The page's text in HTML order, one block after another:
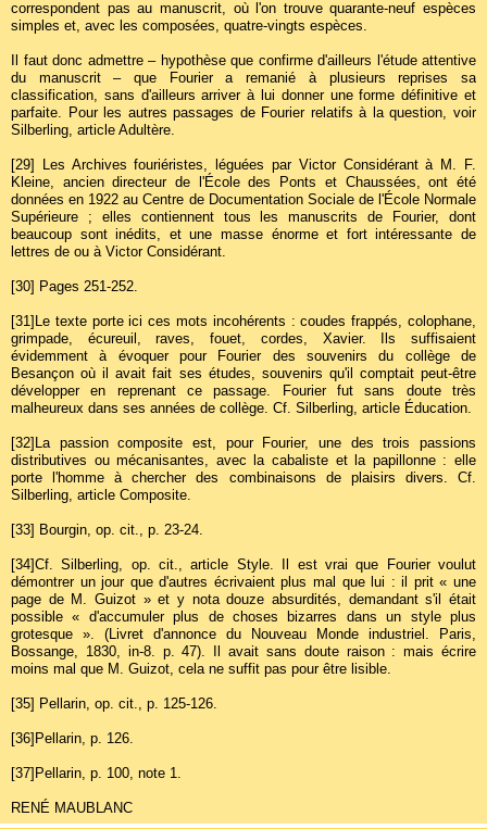
correspondent pas au manuscrit, où l'on trouve quarante-neuf espèces
simples et, avec les composées, quatre-vingts espèces.
Il faut donc admettre – hypothèse que confirme d'ailleurs l'étude attentive
du manuscrit – que Fourier a remanié à plusieurs reprises sa
classification, sans d'ailleurs arriver à lui donner une forme définitive et
parfaite. Pour les autres passages de Fourier relatifs à la question, voir
Silberling, article Adultère.
[29]
Les Archives fouriéristes, léguées par Victor Considérant à M. F.
Kleine, ancien directeur de l'École des Ponts et Chaussées, ont été
données en 1922 au Centre de Documentation Sociale de l'École Normale
Supérieure ; elles contiennent tous les manuscrits de Fourier, dont
beaucoup sont inédits, et une masse énorme et fort intéressante de
lettres de ou à Victor Considérant.
[30] Pages 251-252.
[31] Le texte porte ici ces mots incohérents : coudes frappés, colophane,
grimpade, écureuil, raves, fouet, cordes, Xavier. Ils suffisaient
évidemment à évoquer pour Fourier des souvenirs du collège de
Besançon où il avait fait ses études, souvenirs qu'il comptait peut-être
développer en reprenant ce passage. Fourier fut sans doute très
malheureux dans ses années de collège. Cf. Silberling, article Éducation.
[32] La passion composite est, pour Fourier, une des trois passions
distributives ou mécanisantes, avec la cabaliste et la papillonne : elle
porte l'homme à chercher des combinaisons de plaisirs divers. Cf.
Silberling, article Composite.
[33] Bourgin, op. cit., p. 23-24.
[34]Cf. Silberling, op. cit., article Style. Il est vrai que Fourier voulut
démontrer un jour que d'autres écrivaient plus mal que lui : il prit « une
page de M. Guizot » et y nota douze absurdités, demandant s'il était
possible « d'accumuler plus de choses bizarres dans un style plus
grotesque ». (Livret d'annonce du Nouveau Monde industriel. Paris,
Bossange, 1830, in-8. p. 47). Il avait sans doute raison : mais écrire
moins mal que M. Guizot, cela ne suffit pas pour être lisible.
[35] Pellarin, op. cit., p. 125-126.
[36] Pellarin, p. 126.
[37] Pellarin, p. 100, note 1.
RENÉ MAUBLANC